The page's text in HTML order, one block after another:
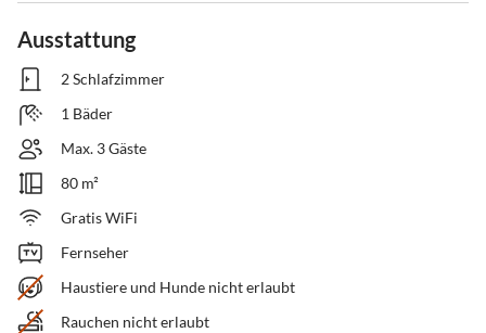
Ausstattung
2 Schlafzimmer
1 Bäder
Max. 3 Gäste
80 m²
Gratis WiFi
Fernseher
Haustiere und Hunde nicht erlaubt
Rauchen nicht erlaubt